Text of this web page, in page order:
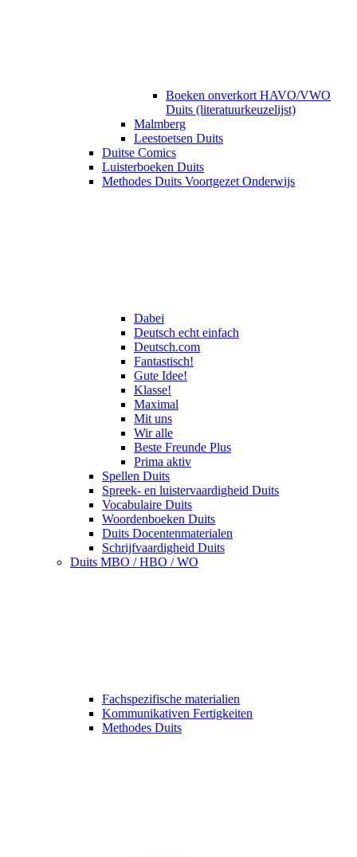
Boeken onverkort HAVO/VWO
Duits (literatuurkeuzelijst)
Malmberg
Leestoetsen Duits
Duitse Comics
Luisterboeken Duits
Methodes Duits Voortgezet Onderwijs
Dabei
Deutsch echt einfach
Deutsch.com
Fantastisch!
Gute Idee!
Klasse!
Maximal
Mit uns
Wir alle
Beste Freunde Plus
Prima aktiv
Spellen Duits
Spreek- en luistervaardigheid Duits
Vocabulaire Duits
Woordenboeken Duits
Duits Docentenmaterialen
Schrijfvaardigheid Duits
Duits MBO / HBO / WO
Fachspezifische materialien
Kommunikativen Fertigkeiten
Methodes Duits